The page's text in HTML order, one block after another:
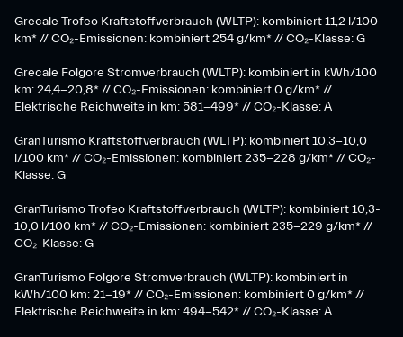
Grecale Trofeo Kraftstoffverbrauch (WLTP): kombiniert 11,2 l/100
km* // CO₂-Emissionen: kombiniert 254 g/km* // CO₂-Klasse: G
Grecale Folgore Stromverbrauch (WLTP): kombiniert in kWh/100
km: 24,4-20,8* // CO₂-Emissionen: kombiniert 0 g/km* //
Elektrische Reichweite in km: 581-499* // CO₂-Klasse: A
GranTurismo Kraftstoffverbrauch (WLTP): kombiniert 10,3-10,0
l/100 km* // CO₂-Emissionen: kombiniert 235-228 g/km* // CO₂-
Klasse: G
GranTurismo Trofeo Kraftstoffverbrauch (WLTP): kombiniert 10,3-
10,0 l/100 km* // CO₂-Emissionen: kombiniert 235-229 g/km* //
CO₂-Klasse: G
GranTurismo Folgore Stromverbrauch (WLTP): kombiniert in
kWh/100 km: 21-19* // CO₂-Emissionen: kombiniert 0 g/km* //
Elektrische Reichweite in km: 494-542* // CO₂-Klasse: A